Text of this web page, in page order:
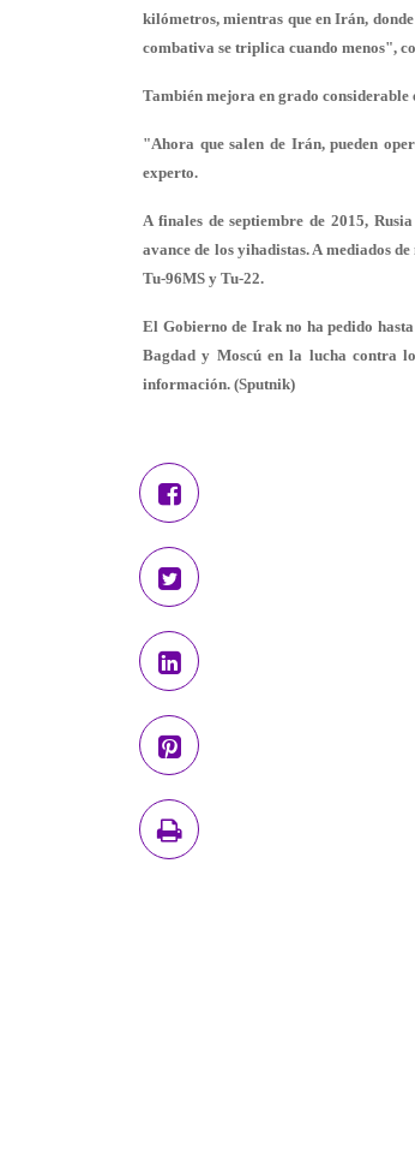
kilómetros, mientras que en Irán,
combativa se triplica cuando menos",
También mejora en grado considerable
"Ahora que salen de Irán, pueden
experto.
A finales de septiembre de 2015,
avance de los yihadistas. A mediados
Tu-96MS y Tu-22.
El Gobierno de Irak no ha pedido
Bagdad y Moscú en la lucha contra
información. (Sputnik)